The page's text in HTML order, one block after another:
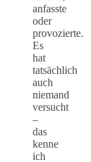
anfasste
oder
provozierte.
Es
hat
tatsächlich
auch
niemand
versucht
–
das
kenne
ich